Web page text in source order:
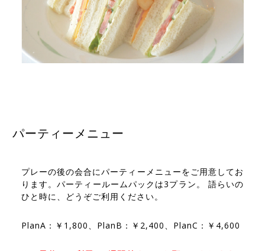
パーティーメニュー
プレーの後の会合にパーティーメニューをご用意してお
ります。パーティールームパックは3プラン。 語らいの
ひと時に、どうぞご利用ください。
PlanA：￥1,800、PlanB：￥2,400、PlanC：￥4,600